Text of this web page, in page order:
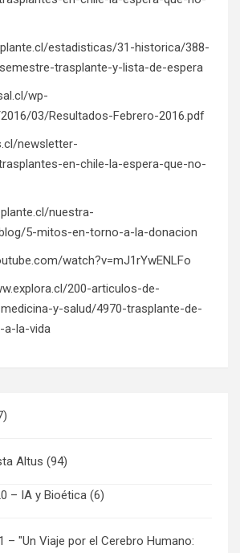
estadisticas/31-historica/388-
trasplante-y-lista-de-espera
wp-
03/Resultados-Febrero-2016.pdf
newsletter-
en-chile-la-espera-que-no-
nuestra-
5-mitos-en-torno-a-la-donacion
watch?v=mJ1rYwENLFo
200-articulos-de-
y-salud/4970-trasplante-de-
a-la-vida
Altus (94)
– IA y Bioética (6)
– "Un Viaje por el Cerebro Humano: